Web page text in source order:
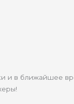
и в ближайшее